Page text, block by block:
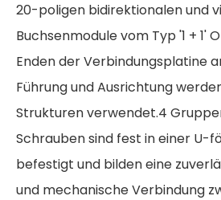
20-poligen bidirektionalen und
Buchsenmodule vom Typ '1 + 1'
Enden der Verbindungsplatine
Führung und Ausrichtung
Strukturen verwendet.4
Schrauben sind fest in einer U-
befestigt und bilden eine
und mechanische Verbindung